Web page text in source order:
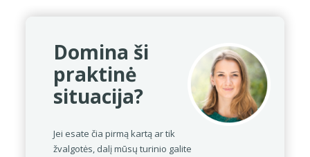
Domina ši
praktinė
situacija?
Jei esate čia pirmą kartą ar tik
žvalgotės, dalį mūsų turinio galite